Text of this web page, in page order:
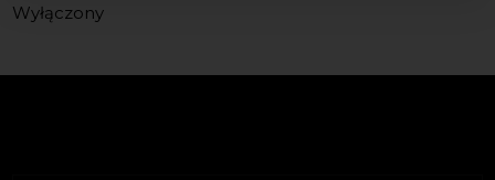
Wyłączony